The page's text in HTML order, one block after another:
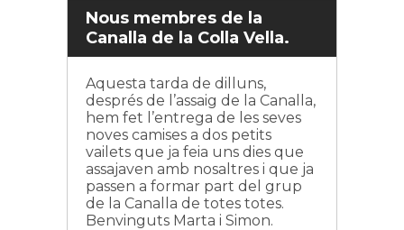
Nous membres de la
Canalla de la Colla Vella.
Aquesta tarda de dilluns,
després de l’assaig de la Canalla,
hem fet l’entrega de les seves
noves camises a dos petits
vailets que ja feia uns dies que
assajaven amb nosaltres i que ja
passen a formar part del grup
de la Canalla de totes totes.
Benvinguts Marta i Simon.